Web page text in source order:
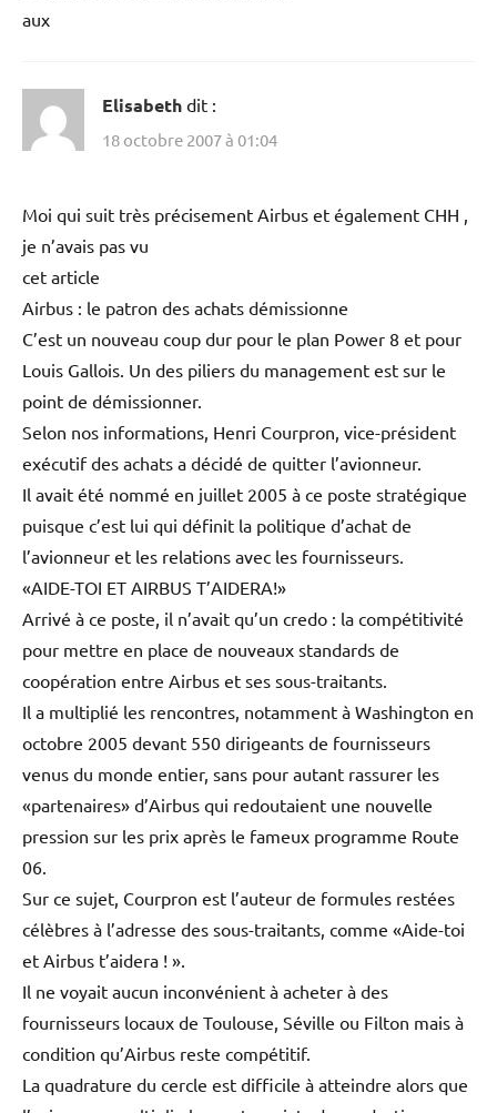
aux
Elisabeth dit :
18 octobre 2007 à 01:04
Moi qui suit très précisement Airbus et également CHH ,
je n’avais pas vu
cet article
Airbus : le patron des achats démissionne
C’est un nouveau coup dur pour le plan Power 8 et pour
Louis Gallois. Un des piliers du management est sur le
point de démissionner.
Selon nos informations, Henri Courpron, vice-président
exécutif des achats a décidé de quitter l’avionneur.
Il avait été nommé en juillet 2005 à ce poste stratégique
puisque c’est lui qui définit la politique d’achat de
l’avionneur et les relations avec les fournisseurs.
«AIDE-TOI ET AIRBUS T’AIDERA!»
Arrivé à ce poste, il n’avait qu’un credo : la compétitivité
pour mettre en place de nouveaux standards de
coopération entre Airbus et ses sous-traitants.
Il a multiplié les rencontres, notamment à Washington en
octobre 2005 devant 550 dirigeants de fournisseurs
venus du monde entier, sans pour autant rassurer les
«partenaires» d’Airbus qui redoutaient une nouvelle
pression sur les prix après le fameux programme Route
06.
Sur ce sujet, Courpron est l’auteur de formules restées
célèbres à l’adresse des sous-traitants, comme «Aide-toi
et Airbus t’aidera ! ».
Il ne voyait aucun inconvénient à acheter à des
fournisseurs locaux de Toulouse, Séville ou Filton mais à
condition qu’Airbus reste compétitif.
La quadrature du cercle est difficile à atteindre alors que